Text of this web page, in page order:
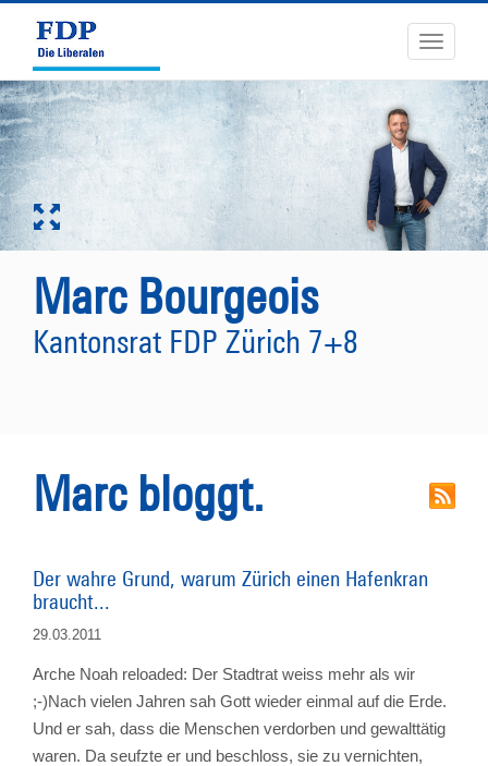
Toggle
Marc Bourgeois
Kantonsrat FDP Zürich 7+8
Marc bloggt.
Der wahre Grund, warum Zürich einen Hafenkran
braucht...
29.03.2011
Arche Noah reloaded: Der Stadtrat weiss mehr als wir
;-)Nach vielen Jahren sah Gott wieder einmal auf die Erde.
Und er sah, dass die Menschen verdorben und gewalttätig
waren. Da seufzte er und beschloss, sie zu vernichten,